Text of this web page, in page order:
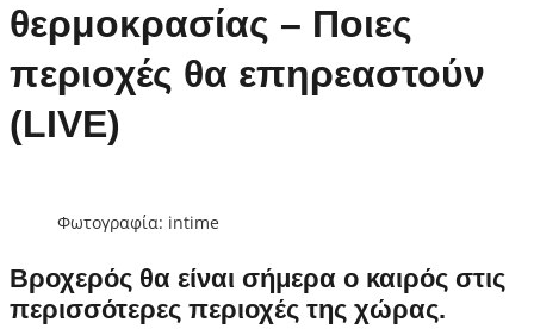
θερμοκρασίας – Ποιες
περιοχές θα επηρεαστούν
(LIVE)
Φωτογραφία: intime
Βροχερός θα είναι σήμερα ο καιρός στις
περισσότερες περιοχές της χώρας.